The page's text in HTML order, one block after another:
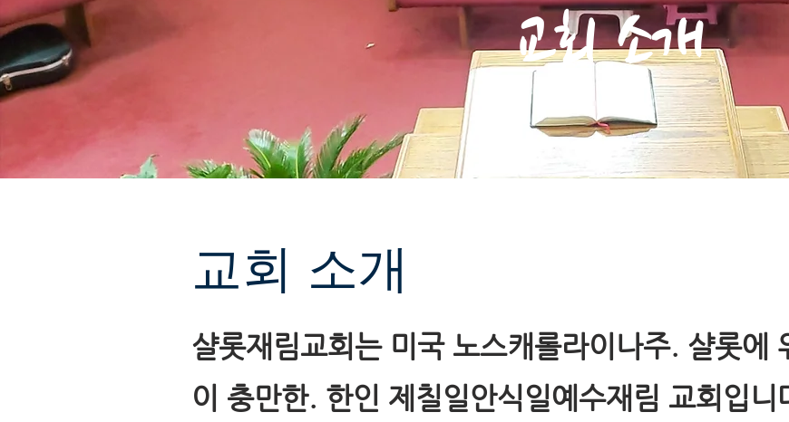
교회 소개
​교회 소개
샬롯재림교회는 미국 노스캐롤라이나주. 샬롯에
이 충만한. 한인 제칠일안식일예수재림 교회입니